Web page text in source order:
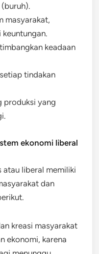
masyarakat,
keadaan
tindakan
produksi yang
ekonomi liberal
atau liberal memiliki
dan
kreasi masyarakat
ekonomi, karena